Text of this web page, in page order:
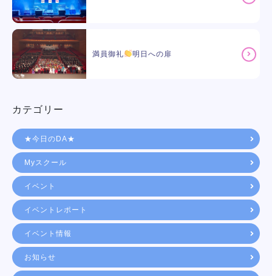
満員御礼 明日への扉
カテゴリー
★今日のDA★
Myスクール
イベント
イベントレポート
イベント情報
お知らせ